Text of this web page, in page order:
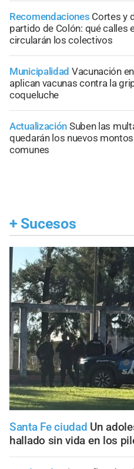
Recomendaciones Cortes y
partido de Colón: qué calles
circularán los colectivos
Municipalidad Vacunación
aplican vacunas contra la
coqueluche
Actualización Suben las
quedarán los nuevos
comunes
+ Sucesos
Santa Fe ciudad Un
hallado sin vida en los